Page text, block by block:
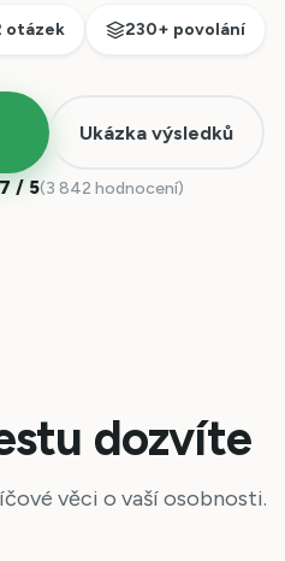
otázek 230+ povolání
Ukázka výsledků
/ 5(3 842 hodnocení)
dozvíte
věci o vaší osobnosti.